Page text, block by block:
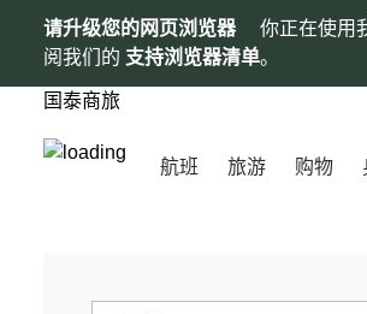
请升级您的网页浏览器
你正在使用
阅我们的 支持浏览器清单。
国泰商旅
航班 旅游 购物